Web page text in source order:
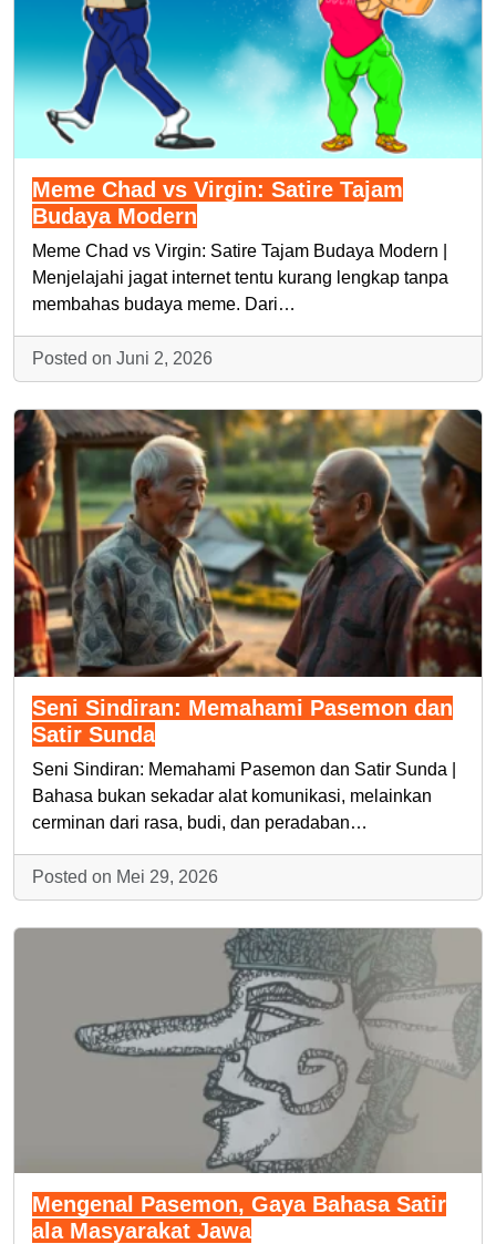
Meme Chad vs Virgin: Satire Tajam
Budaya Modern
Meme Chad vs Virgin: Satire Tajam Budaya Modern |
Menjelajahi jagat internet tentu kurang lengkap tanpa
membahas budaya meme. Dari…
Posted on Juni 2, 2026
Seni Sindiran: Memahami Pasemon dan
Satir Sunda
Seni Sindiran: Memahami Pasemon dan Satir Sunda |
Bahasa bukan sekadar alat komunikasi, melainkan
cerminan dari rasa, budi, dan peradaban…
Posted on Mei 29, 2026
Mengenal Pasemon, Gaya Bahasa Satir
ala Masyarakat Jawa